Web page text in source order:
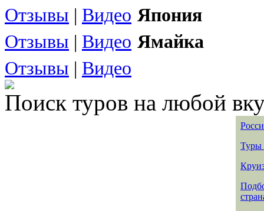
Отзывы | Видео Япония
Отзывы | Видео Ямайка
Отзывы | Видео
Поиск туров на любой
Туры